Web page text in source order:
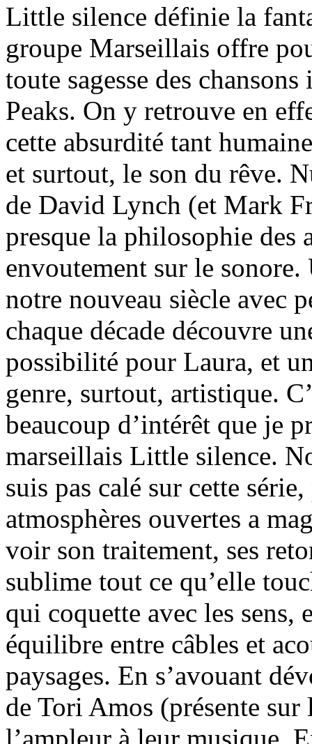
Little silence définie la
groupe Marseillais offre
toute sagesse des
Peaks. On y retrouve en
cette absurdité tant
et surtout, le son du rêve.
de David Lynch (et Mark
presque la philosophie des
envoutement sur le
notre nouveau siècle avec
chaque décade découvre
possibilité pour Laura, et
genre, surtout, artistique.
beaucoup d’intérêt que je
marseillais Little silence.
suis pas calé sur cette
atmosphères ouvertes a
voir son traitement, ses
sublime tout ce qu’elle
qui coquette avec les
équilibre entre câbles et
paysages. En s’avouant
de Tori Amos (présente
l’ampleur à leur musique.